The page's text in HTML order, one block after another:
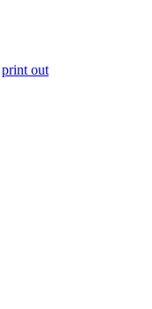
print out